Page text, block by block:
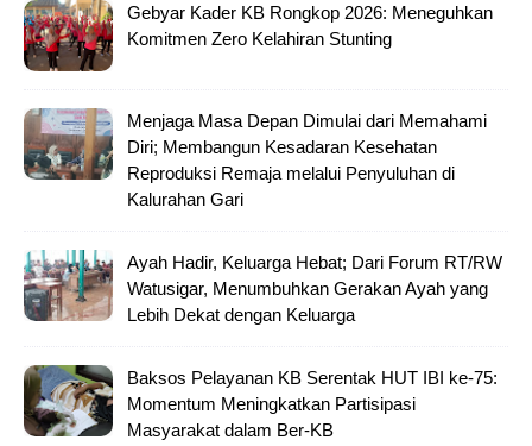
Gebyar Kader KB Rongkop 2026: Meneguhkan
Komitmen Zero Kelahiran Stunting
Menjaga Masa Depan Dimulai dari Memahami
Diri; Membangun Kesadaran Kesehatan
Reproduksi Remaja melalui Penyuluhan di
Kalurahan Gari
Ayah Hadir, Keluarga Hebat; Dari Forum RT/RW
Watusigar, Menumbuhkan Gerakan Ayah yang
Lebih Dekat dengan Keluarga
Baksos Pelayanan KB Serentak HUT IBI ke-75:
Momentum Meningkatkan Partisipasi
Masyarakat dalam Ber-KB